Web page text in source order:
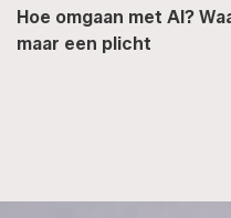
Hoe omgaan met AI?
maar een plicht